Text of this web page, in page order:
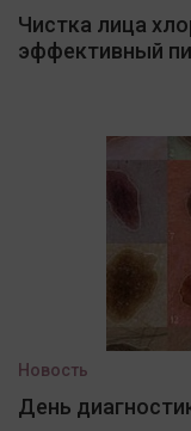
Чистка лица
эффективный
Новость
День